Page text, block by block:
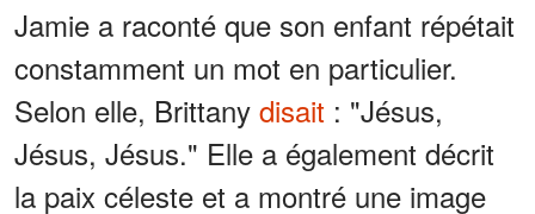
Jamie a raconté que son enfant répétait
constamment un mot en particulier.
Selon elle, Brittany disait : "Jésus,
Jésus, Jésus." Elle a également décrit
la paix céleste et a montré une image